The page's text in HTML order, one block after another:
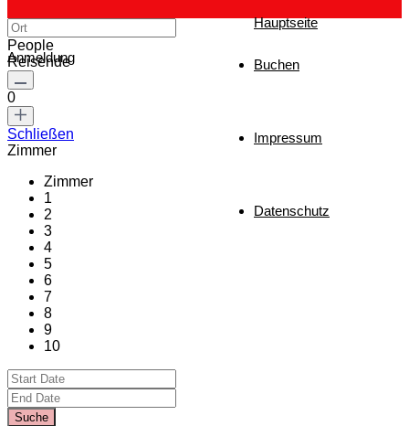
Hauptseite
Buchen
Impressum
Datenschutz
Anmeldung
People
Reisende
0
Schließen
Zimmer
Zimmer
1
2
3
4
5
6
7
8
9
10